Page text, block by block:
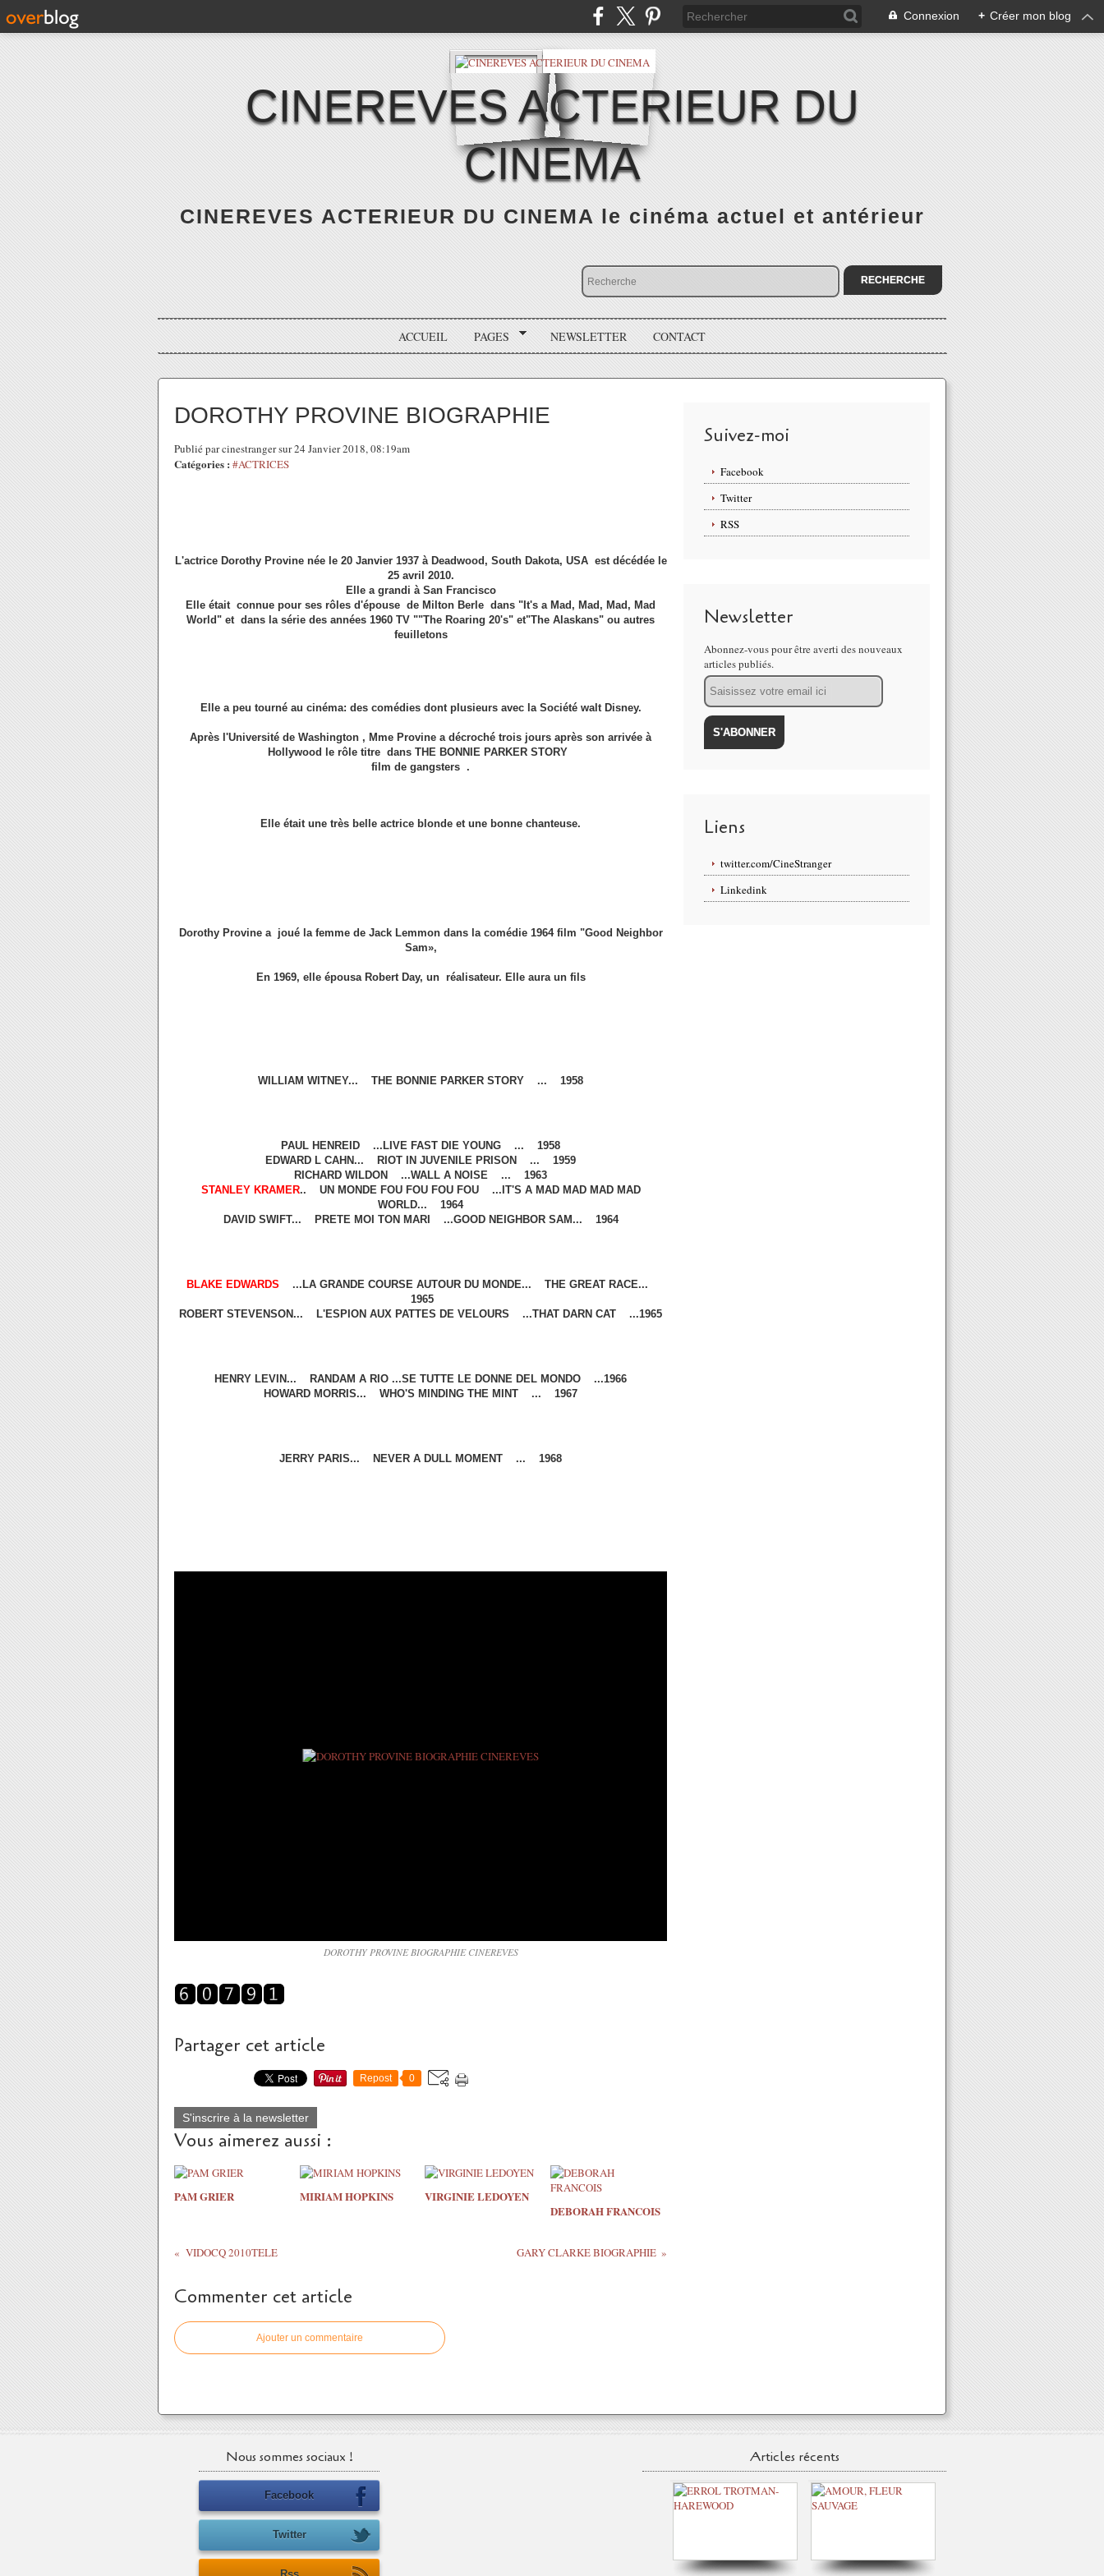
Connexion + Créer mon blog
CINEREVES ACTERIEUR DU
CINEMA
CINEREVES ACTERIEUR DU CINEMA le cinéma actuel et antérieur
ACCUEIL PAGES NEWSLETTER CONTACT
DOROTHY PROVINE BIOGRAPHIE
Publié par cinestranger sur 24 Janvier 2018, 08:19am
Catégories : #ACTRICES
L'actrice Dorothy Provine née le 20 Janvier 1937 à Deadwood, South Dakota, USA est décédée le
25 avril 2010.
Elle a grandi à San Francisco
Elle était connue pour ses rôles d'épouse de Milton Berle dans "It's a Mad, Mad, Mad, Mad
World" et dans la série des années 1960 TV ""The Roaring 20's" et"The Alaskans" ou autres
feuilletons
Elle a peu tourné au cinéma: des comédies dont plusieurs avec la Société walt Disney.
Après l'Université de Washington , Mme Provine a décroché trois jours après son arrivée à
Hollywood le rôle titre dans THE BONNIE PARKER STORY
film de gangsters .
Elle était une très belle actrice blonde et une bonne chanteuse.
Dorothy Provine a joué la femme de Jack Lemmon dans la comédie 1964 film "Good Neighbor
Sam»,
En 1969, elle épousa Robert Day, un réalisateur. Elle aura un fils
WILLIAM WITNEY... THE BONNIE PARKER STORY ... 1958
PAUL HENREID ...LIVE FAST DIE YOUNG ... 1958
EDWARD L CAHN... RIOT IN JUVENILE PRISON ... 1959
RICHARD WILDON ...WALL A NOISE ... 1963
STANLEY KRAMER.. UN MONDE FOU FOU FOU FOU ...IT'S A MAD MAD MAD MAD
WORLD... 1964
DAVID SWIFT... PRETE MOI TON MARI ...GOOD NEIGHBOR SAM... 1964
BLAKE EDWARDS
...LA GRANDE COURSE AUTOUR DU MONDE... THE GREAT RACE...
1965
ROBERT STEVENSON... L'ESPION AUX PATTES DE VELOURS ...THAT DARN CAT ...1965
HENRY LEVIN... RANDAM A RIO ...SE TUTTE LE DONNE DEL MONDO ...1966
HOWARD MORRIS... WHO'S MINDING THE MINT ... 1967
JERRY PARIS... NEVER A DULL MOMENT ... 1968
DOROTHY PROVINE BIOGRAPHIE CINEREVES
Partager cet article
Repost 0
S'inscrire à la newsletter
Vous aimerez aussi :
PAM GRIER MIRIAM HOPKINS
VIRGINIE LEDOYEN
DEBORAH FRANCOIS
VIDOCQ 2010TELE GARY CLARKE BIOGRAPHIE
Commenter cet article
Ajouter un commentaire
Suivez-moi
Facebook
Twitter
RSS
Newsletter
Abonnez-vous pour être averti des nouveaux
articles publiés.
Email
Liens
twitter.com/CineStranger
Linkedink
Nous sommes sociaux !
Facebook
Twitter
Articles récents